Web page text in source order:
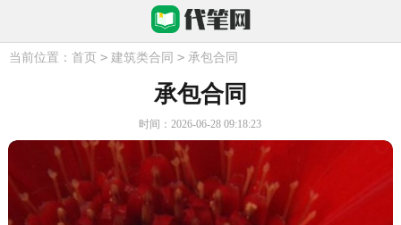
当前位置： 首页 > 建筑类合同 > 承包合同
承包合同
时间：2026-06-28 09:18:23